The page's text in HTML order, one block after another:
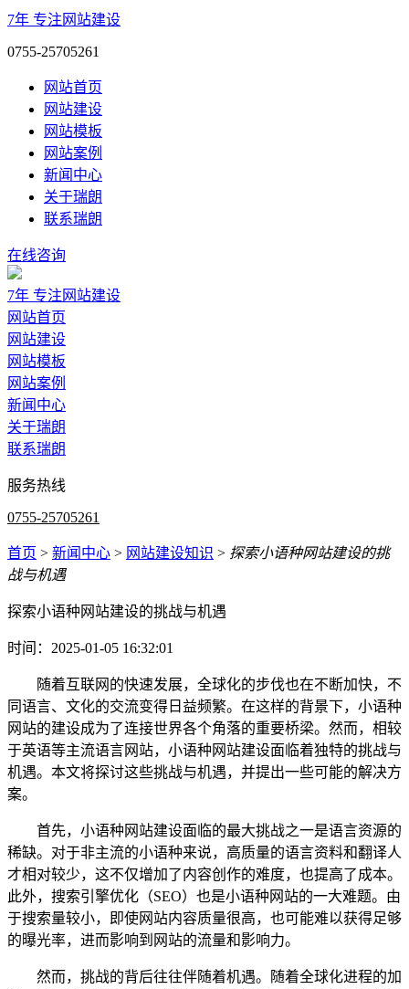
7年 专注网站建设
0755-25705261
网站首页
网站建设
网站模板
网站案例
新闻中心
关于瑞朗
联系瑞朗
在线咨询
7年 专注网站建设
网站首页
网站建设
网站模板
网站案例
新闻中心
关于瑞朗
联系瑞朗
服务热线
0755-25705261
首页 > 新闻中心 > 网站建设知识 > 探索小语种网站建设的挑
战与机遇
探索小语种网站建设的挑战与机遇
时间：2025-01-05 16:32:01
随着互联网的快速发展，全球化的步伐也在不断加快，不
同语言、文化的交流变得日益频繁。在这样的背景下，小语种
网站的建设成为了连接世界各个角落的重要桥梁。然而，相较
于英语等主流语言网站，小语种网站建设面临着独特的挑战与
机遇。本文将探讨这些挑战与机遇，并提出一些可能的解决方
案。
首先，小语种网站建设面临的最大挑战之一是语言资源的
稀缺。对于非主流的小语种来说，高质量的语言资料和翻译人
才相对较少，这不仅增加了内容创作的难度，也提高了成本。
此外，搜索引擎优化（SEO）也是小语种网站的一大难题。由
于搜索量较小，即使网站内容质量很高，也可能难以获得足够
的曝光率，进而影响到网站的流量和影响力。
然而，挑战的背后往往伴随着机遇。随着全球化进程的加